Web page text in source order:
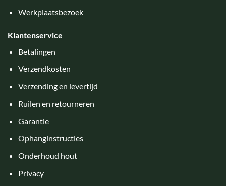
Werkplaatsbezoek
Klantenservice
Betalingen
Verzendkosten
Verzending en levertijd
Ruilen en retourneren
Garantie
Ophanginstructies
Onderhoud hout
Privacy